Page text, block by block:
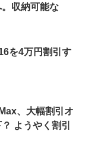
収納可能な
を4万円割引す
、大幅割引オ
ようやく割引